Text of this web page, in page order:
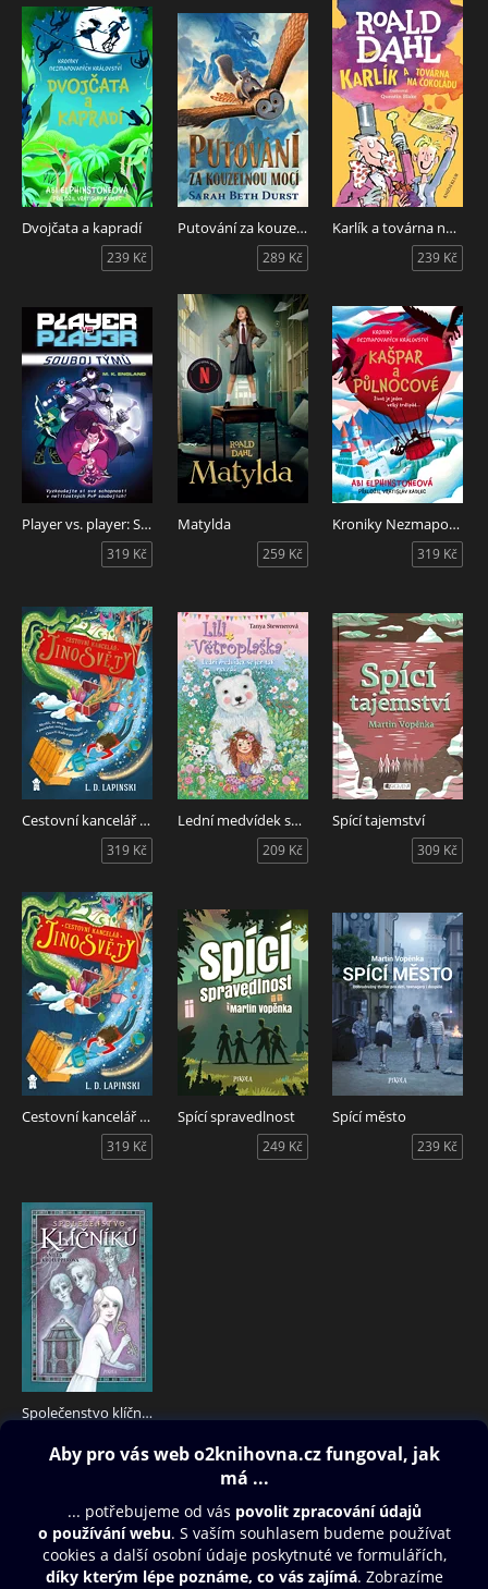
Dvojčata a kapradí
239 Kč
Putování za kouzelnou mocí
289 Kč
Karlík a továrna na čokoládu
239 Kč
Player vs. player: Souboj týmů
319 Kč
Matylda
259 Kč
Kroniky Nezmapovaných království 1
319 Kč
Cestovní kancelář Jinosvěty 2: Na hraně
319 Kč
Lední medvídek se jen tak nevzdá
209 Kč
Spící tajemství
309 Kč
Cestovní kancelář Jinosvěty
319 Kč
Spící spravedlnost
249 Kč
Spící město
239 Kč
Společenstvo klíčníků
170 Kč
Obsah ke stažení
Moje O2 Knihovna